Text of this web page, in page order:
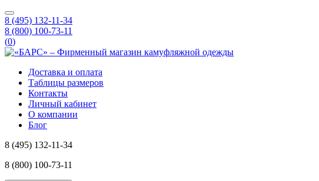
8 (495) 132-11-34
8 (800) 100-73-11
(0)
Доставка и оплата
Таблицы размеров
Контакты
Личный кабинет
О компании
Блог
8 (495) 132-11-34
8 (800) 100-73-11